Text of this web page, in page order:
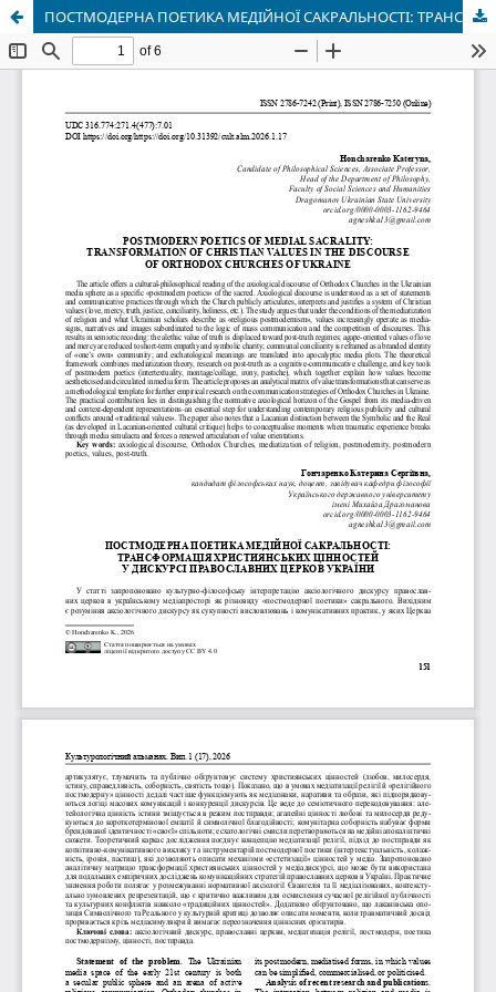
ПОСТМОДЕРНА ПОЕТИКА МЕДІЙНОЇ САКРАЛЬНОСТІ: ТРАНСФОРМАЦІЯ ХРИСТИЯНСЬКИХ ЦІННОСТЕЙ У ДИСКУРСІ ПРАВОСЛАВНИХ ЦЕРКОВ УКРАЇНИ